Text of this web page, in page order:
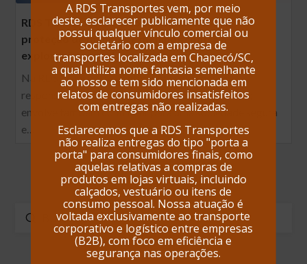
RDS Transportes e o compromisso com a
proteção de meninas e meninos contra a
exploração sexual
Na RDS Transportes, entendemos que nossa
responsabilidade vai além dos serviços logísticos;
envolve também contribuir para uma sociedade segura
e…
Buscar
Enviar
A RDS Transportes vem, por meio
deste, esclarecer publicamente que não
possui qualquer vínculo comercial ou
societário com a empresa de
transportes localizada em Chapecó/SC,
a qual utiliza nome fantasia semelhante
ao nosso e tem sido mencionada em
relatos de consumidores insatisfeitos
com entregas não realizadas.
Esclarecemos que a RDS Transportes
não realiza entregas do tipo "porta a
porta" para consumidores finais, como
aquelas relativas a compras de
produtos em lojas virtuais, incluindo
calçados, vestuário ou itens de
consumo pessoal. Nossa atuação é
voltada exclusivamente ao transporte
corporativo e logístico entre empresas
(B2B), com foco em eficiência e
segurança nas operações.